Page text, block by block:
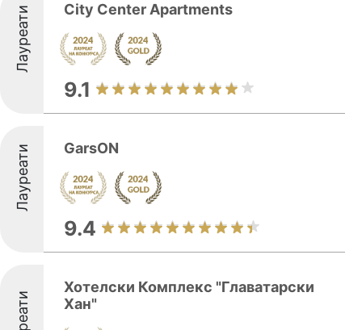
Лауреати City Center Apartments
9.1
Лауреати GarsON
9.4
Хотелски Комплекс "Главатарски
Хан"